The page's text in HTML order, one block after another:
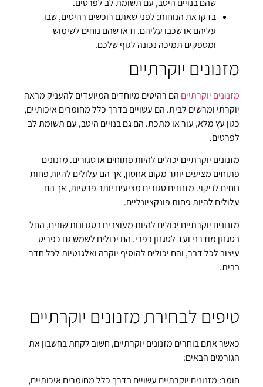
שהם בנויים היטב, עם תשומת לב לפרטים.
בדקו את הנוחות: לפני שאתם רוכשים רהיטים, שבו
עליהם או שכבו עליהם. ודאו שהם נוחים לשימוש
ומספקים תמיכה נכונה לגוף שלכם.
מזנונים יוקרתיים
מזנונים יוקרתיים הם רהיטים מיוחדים המיועדים להעניק מראה
יוקרתי ומרשים לבית. הם עשויים בדרך כלל מחומרים איכותיים,
כגון עץ מלא, עור או מתכת. הם גם בנויים היטב, עם תשומת לב
לפרטים.
מזנונים יוקרתיים יכולים להיות פתוחים או סגורים. מזנונים
פתוחים מציעים יותר מקום אחסון, אך הם עלולים להיות פחות
נוחים לניקוי. מזנונים סגורים מציעים יותר פרטיות, אך הם
עלולים להיות פחות פונקציונליים.
מזנונים יוקרתיים יכולים להיות מעוצבים בסגנונות שונים, החל
בסגנון מודרני ועד לסגנון כפרי. הם יכולים לשמש גם כפריט
עיצוב לכל דבר, והם יכולים להוסיף יוקרה ואלגנטיות לכל חדר
בבית.
טיפים לבחירת מזנונים יוקרתיים
כאשר אתם בוחרים מזנונים יוקרתיים, חשוב לקחת בחשבון את
הגורמים הבאים:
חומר: מזנונים יוקרתיים עשויים בדרך כלל מחומרים איכותיים,